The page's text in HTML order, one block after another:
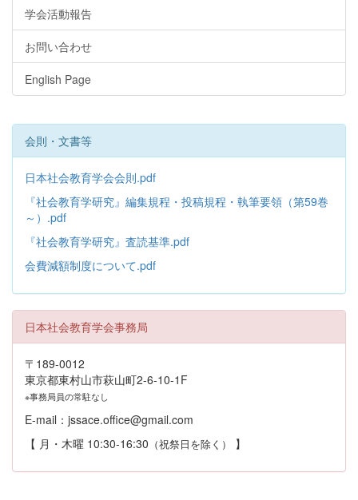
学会活動報告
お問い合わせ
English Page
会則・文書等
日本社会教育学会会則.pdf
『社会教育学研究』編集規程・投稿規程・執筆要領（第59巻
～）.pdf
『社会教育学研究』査読基準.pdf
会費減額制度について.pdf
日本社会教育学会事務局
〒189-0012
東京都東村山市萩山町2-6-10-1F
※事務局員の常駐なし
E-mail：jssace.office@gmail.com
【 月・木曜 10:30-16:30 （祝祭日を除く） 】